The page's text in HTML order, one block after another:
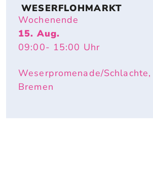
WESERFLOHMARKT
Wochenende
15. Aug.
09:00- 15:00 Uhr
Weserpromenade/Schlachte,
Bremen